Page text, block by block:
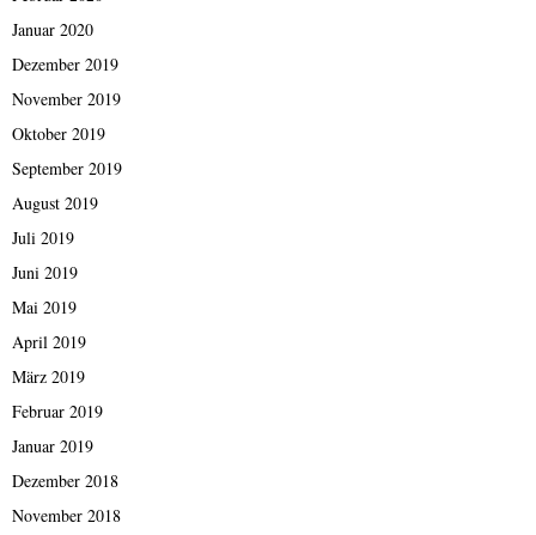
Januar 2020
Dezember 2019
November 2019
Oktober 2019
September 2019
August 2019
Juli 2019
Juni 2019
Mai 2019
April 2019
März 2019
Februar 2019
Januar 2019
Dezember 2018
November 2018